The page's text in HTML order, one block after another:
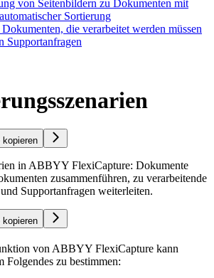
von Seitenbildern zu Dokumenten mit
Sortierung
die verarbeitet werden müssen
Supportanfragen
kopieren
in ABBYY FlexiCapture: Dokumente
zusammenführen, zu verarbeitende
Supportanfragen weiterleiten.
kopieren
von ABBYY FlexiCapture kann
Folgendes zu bestimmen: